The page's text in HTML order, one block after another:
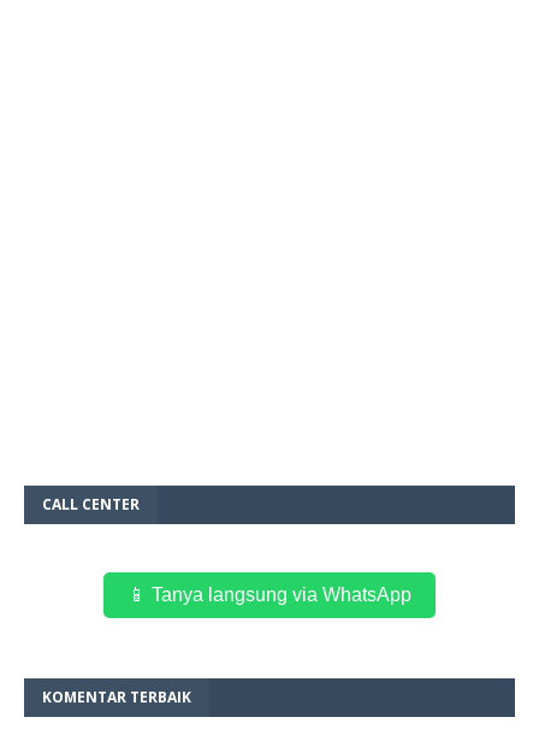
CALL CENTER
📱 Tanya langsung via WhatsApp
KOMENTAR TERBAIK